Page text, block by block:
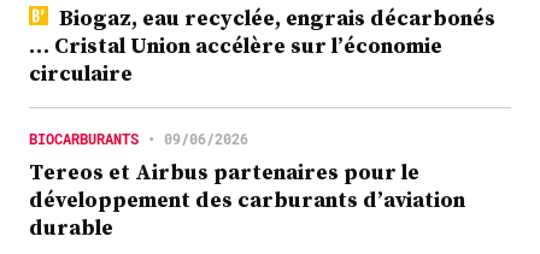
Biogaz, eau recyclée, engrais décarbonés
… Cristal Union accélère sur l’économie
circulaire
BIOCARBURANTS • 09/06/2026
Tereos et Airbus partenaires pour le
développement des carburants d’aviation
durable